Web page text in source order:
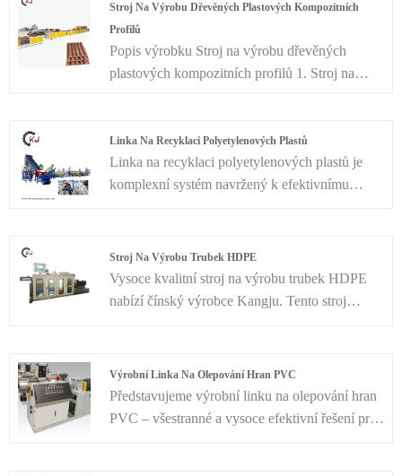
zpracovatelskými kroky (granulační systém)
tento stroj efektivně převádí odpad a
kontaminované PP PE fólie/sáčky na PP PE
Stroj Na Výrobu Dřevěných Plastových Kompozitních
Profilů
Popis výrobku Stroj na výrobu dřevěných
plastových kompozitních profilů 1. Stroj na
atd. 2. Stroj na výrobu podlah WPC se skládá
hlavně ze šnekového podavače, kónického
dvoušnekového extrudéru SJSZ65/132, formy,
výrobě WPC profilů použít stejnou výrobní
linku.
Linka Na Recyklaci Polyetylenových Plastů
Linka na recyklaci polyetylenových plastů je
komplexní systém navržený k efektivnímu
recyklační linka zahrnuje pokročilou technologii
a účinné procesy k zajištění maximálního využití
zdrojů a udržitelnosti životního prostředí.
Stroj Na Výrobu Trubek HDPE
Vysoce kvalitní stroj na výrobu trubek HDPE
nabízí čínský výrobce Kangju. Tento stroj
specifikací a délek. Tyto trubky jsou široce
používány ve stavebnictví, komunálních,
průmyslových, zemědělských a dalších
Výrobní Linka Na Olepování Hran PVC
Představujeme výrobní linku na olepování hran
PVC – všestranné a vysoce efektivní řešení pro